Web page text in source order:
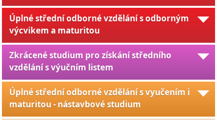
Úplné střední odborné vzdělání s odborným
výcvikem a maturitou
Zkrácené studium pro získání středního
vzdělání s výučním listem
Úplné střední odborné vzdělání s vyučením i
maturitou - nástavbové studium